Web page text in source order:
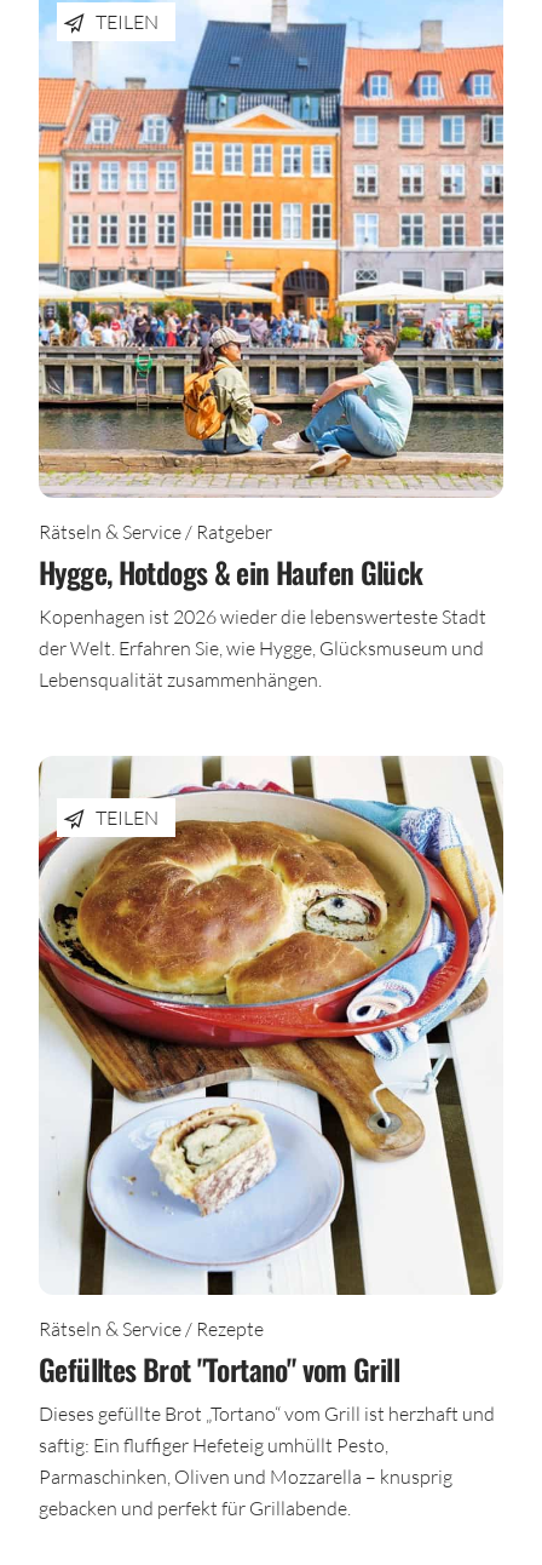
TEILEN
Rätseln & Service / Ratgeber
Hygge, Hotdogs & ein Haufen Glück
Kopenhagen ist 2026 wieder die lebenswerteste Stadt
der Welt. Erfahren Sie, wie Hygge, Glücksmuseum und
Lebensqualität zusammenhängen.
TEILEN
Rätseln & Service / Rezepte
Gefülltes Brot "Tortano" vom Grill
Dieses gefüllte Brot „Tortano“ vom Grill ist herzhaft und
saftig: Ein fluffiger Hefeteig umhüllt Pesto,
Parmaschinken, Oliven und Mozzarella – knusprig
gebacken und perfekt für Grillabende.